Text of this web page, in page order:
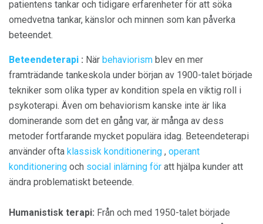
patientens tankar och tidigare erfarenheter för att söka
omedvetna tankar, känslor och minnen som kan påverka
beteendet.
Beteendeterapi : När behaviorism blev en mer
framträdande tankeskola under början av 1900-talet började
tekniker som olika typer av kondition spela en viktig roll i
psykoterapi. Även om behaviorism kanske inte är lika
dominerande som det en gång var, är många av dess
metoder fortfarande mycket populära idag. Beteendeterapi
använder ofta klassisk konditionering , operant
konditionering och social inlärning för att hjälpa kunder att
ändra problematiskt beteende.
Humanistisk terapi: Från och med 1950-talet började